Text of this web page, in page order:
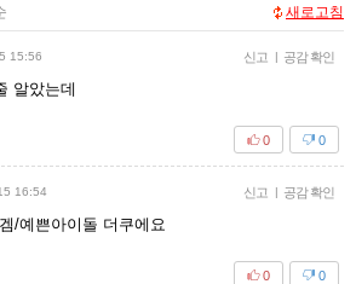
새로고침
15:56 신고 | 공감 확인
알았는데
0
0
16:54 신고 | 공감 확인
/예쁜아이돌 더쿠에요
0
0